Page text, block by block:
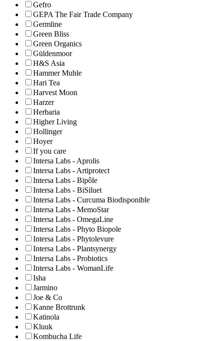
Gefro
GEPA The Fair Trade Company
Germline
Green Bliss
Green Organics
Güldenmoor
H&S Asia
Hammer Muhle
Hari Tea
Harvest Moon
Harzer
Herbaria
Higher Living
Hollinger
Hoyer
If you care
Intersa Labs - Aprolis
Intersa Labs - Artiprotect
Intersa Labs - Bipôle
Intersa Labs - BiSiluet
Intersa Labs - Curcuma Biodisponible
Intersa Labs - MemoStar
Intersa Labs - OmegaLine
Intersa Labs - Phyto Biopole
Intersa Labs - Phytolevure
Intersa Labs - Plantsynergy
Intersa Labs - Probiotics
Intersa Labs - WomanLife
Isha
Jarmino
Joe & Co
Kanne Brottrunk
Katinola
Kluuk
Kombucha Life